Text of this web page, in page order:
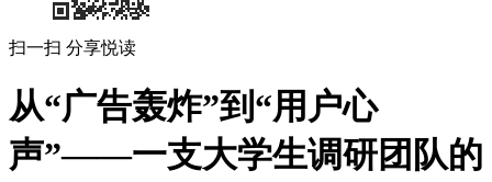
扫一扫 分享悦读
从“广告轰炸”到“用户心
声”——一支大学生调研团队的